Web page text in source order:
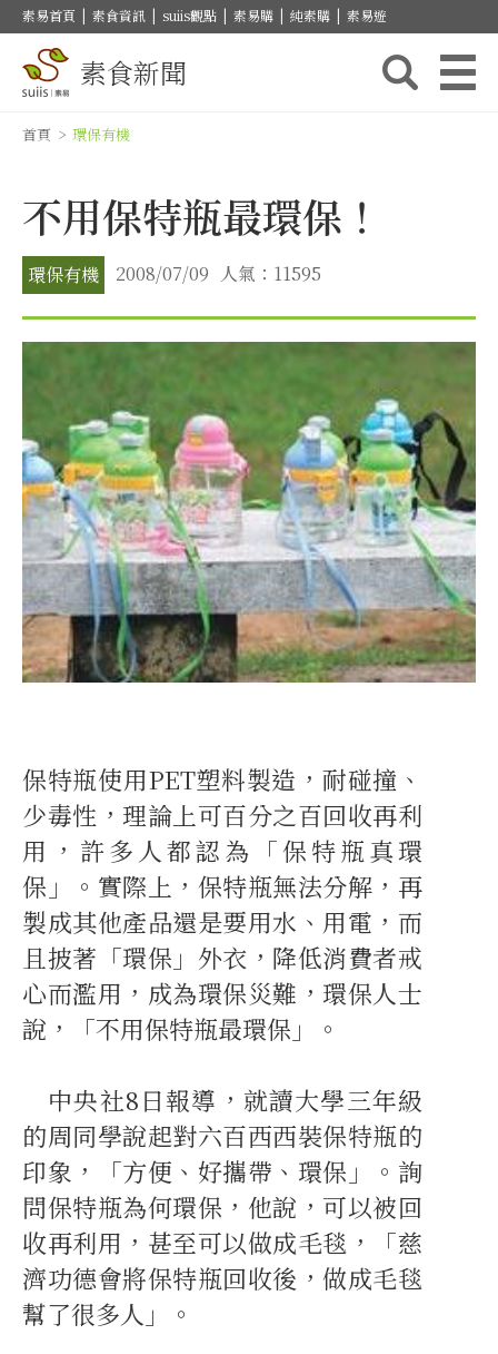
素易首頁 | 素食資訊 | suiis觀點 | 素易購 | 純素購 | 素易遊
素食新聞
首頁 > 環保有機
不用保特瓶最環保！
環保有機 2008/07/09 人氣：11595
保特瓶使用PET塑料製造，耐碰撞、
少毒性，理論上可百分之百回收再利
用，許多人都認為「保特瓶真環
保」。實際上，保特瓶無法分解，再
製成其他產品還是要用水、用電，而
且披著「環保」外衣，降低消費者戒
心而濫用，成為環保災難，環保人士
說，「不用保特瓶最環保」。
中央社8日報導，就讀大學三年級
的周同學說起對六百西西裝保特瓶的
印象，「方便、好攜帶、環保」。詢
問保特瓶為何環保，他說，可以被回
收再利用，甚至可以做成毛毯，「慈
濟功德會將保特瓶回收後，做成毛毯
幫了很多人」。